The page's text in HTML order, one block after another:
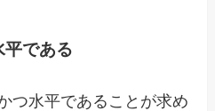
平である
つ水平であることが求め